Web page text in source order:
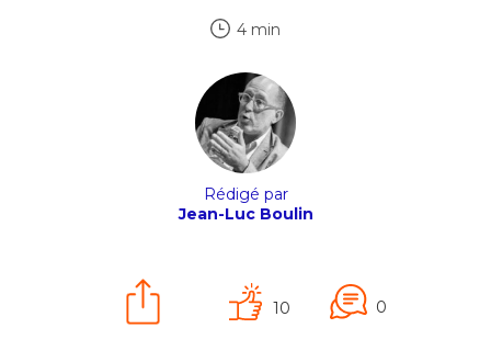
4 min
Rédigé par
Jean-Luc Boulin
10 0